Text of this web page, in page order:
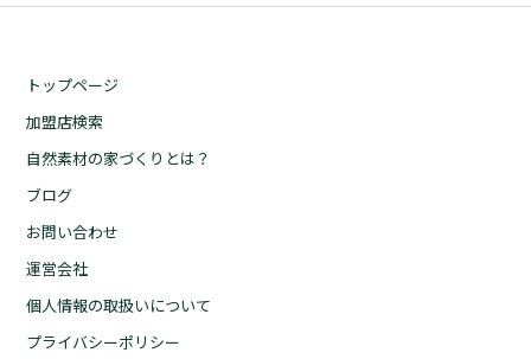
トップページ
加盟店検索
自然素材の家づくりとは？
ブログ
お問い合わせ
運営会社
個人情報の取扱いについて
プライバシーポリシー